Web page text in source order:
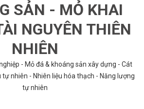
SẢN - MỎ KHAI
NGUYÊN THIÊN
NHIÊN
- Mỏ đá & khoáng sản xây dựng - Cát
tự nhiên - Nhiên liệu hóa thạch - Năng lượng
tự nhiên